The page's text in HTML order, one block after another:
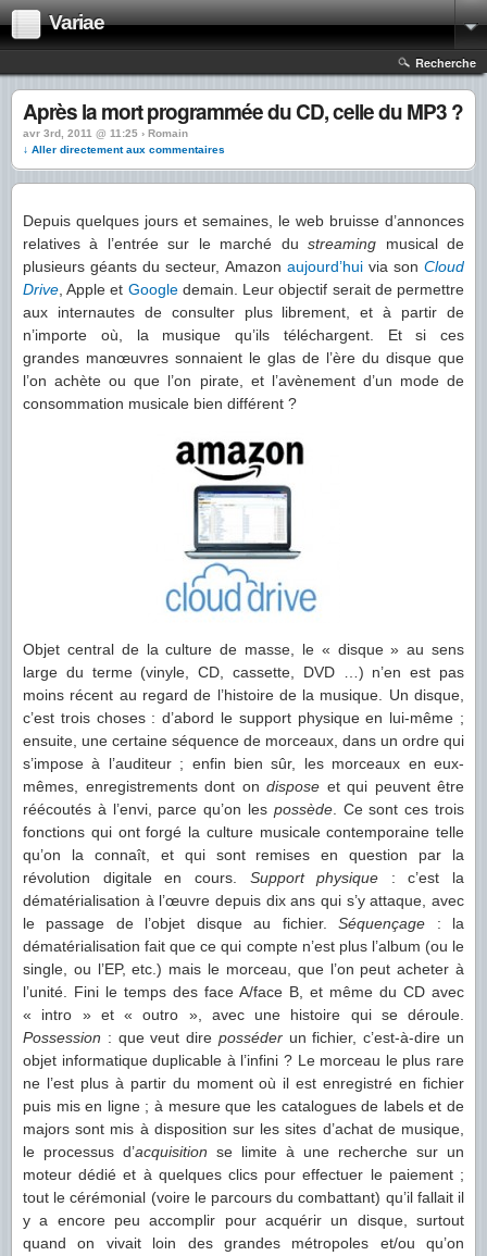
Variae
Recherche
Après la mort programmée du CD, celle du MP3 ?
avr 3rd, 2011 @ 11:25 › Romain
↓ Aller directement aux commentaires
Depuis quelques jours et semaines, le web bruisse d’annonces
relatives à l’entrée sur le marché dustreaming musical de
plusieurs géants du secteur, Amazon aujourd’huivia son Cloud
Drive , Apple et Googledemain. Leur objectif serait de permettre
aux internautes de consulter plus librement, et à partir de
n’importe où, la musique qu’ils téléchargent. Et si ces
grandes manœuvres sonnaient le glas de l’ère du disque que
l’on achète ou que l’on pirate, et l’avènement d’un mode de
consommation musicale bien différent ?
Objet central de la culture de masse, le « disque » au sens
large du terme (vinyle, CD, cassette, DVD …) n’en est pas
moins récent au regard de l’histoire de la musique. Un disque,
c’est trois choses : d’abord le support physique en lui-même ;
ensuite, une certaine séquence de morceaux, dans un ordre qui
s’impose à l’auditeur ; enfin bien sûr, les morceaux en eux-
mêmes, enregistrements dont on dispose et qui peuvent être
réécoutés à l’envi, parce qu’on les possède. Ce sont ces trois
fonctions qui ont forgé la culture musicale contemporaine telle
qu’on la connaît, et qui sont remises en question par la
révolution digitale en cours. Support physique : c’est la
dématérialisation à l’œuvre depuis dix ans qui s’y attaque, avec
le passage de l’objet disque au fichier.Séquençage : la
dématérialisation fait que ce qui compte n’est plus l’album (ou le
single, ou l’EP, etc.) mais le morceau, que l’on peut acheter à
l’unité. Fini le temps des face A/face B, et même du CD avec
« intro » et « outro », avec une histoire qui se déroule.
Possession : que veut dire posséderun fichier, c’est-à-dire un
objet informatique duplicable à l’infini ? Le morceau le plus rare
ne l’est plus à partir du moment où il est enregistré en fichier
puis mis en ligne ; à mesure que les catalogues de labels et de
majors sont mis à disposition sur les sites d’achat de musique,
le processus d’acquisition se limite à une recherche sur un
moteur dédié et à quelques clics pour effectuer le paiement ;
tout le cérémonial (voire le parcours du combattant) qu’il fallait il
y a encore peu accomplir pour acquérir un disque, surtout
quand on vivait loin des grandes métropoles et/ou qu’on